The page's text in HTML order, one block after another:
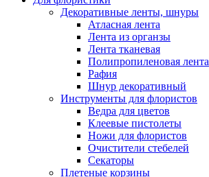
Декоративные ленты, шнуры
Атласная лента
Лента из органзы
Лента тканевая
Полипропиленовая лента
Рафия
Шнур декоративный
Инструменты для флористов
Ведра для цветов
Клеевые пистолеты
Ножи для флористов
Очистители стебелей
Секаторы
Плетеные корзины